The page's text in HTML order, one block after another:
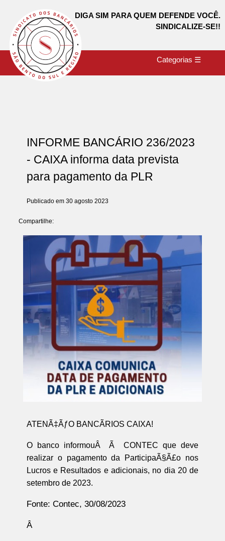
DIGA SIM PARA QUEM DEFENDE VOCÊ.
SINDICALIZE-SE!!
Categorias ☰
INFORME BANCÁRIO 236/2023
- CAIXA informa data prevista
para pagamento da PLR
Publicado em 30 agosto 2023
Compartilhe:
ATENÃ‡ÃƒO BANCÃRIOS CAIXA!
O banco informouÂ Ã CONTEC que deve
realizar o pagamento da ParticipaÃ§Ã£o nos
Lucros e Resultados e adicionais, no dia 20 de
setembro de 2023.
Fonte: Contec, 30/08/2023
Â